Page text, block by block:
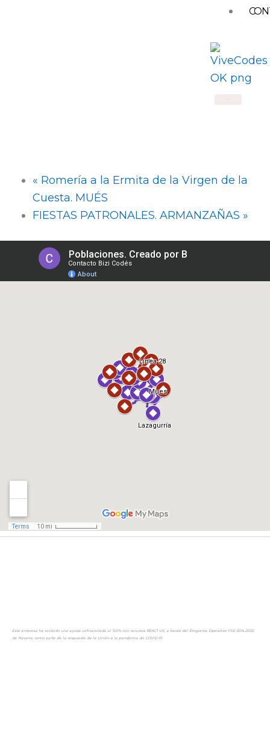
« Romería a la Ermita de la Virgen de la
Cuesta. MUÉS
FIESTAS PATRONALES. ARMANZAÑAS »
Esta empresa ha recibido una ayuda cofinanciada al 100% con recursos REACT UE, a través del Programa Operativo FSE 2014-2020
de Navarra, como parte de la respuesta de la Unión a la pandemia de COVID-19